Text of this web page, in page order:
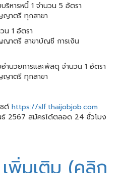
ริหารหนี้ 1 จำนวน 5 อัตรา
าตรี ทุกสาขา
น 1 อัตรา
าตรี สาขาบัญชี การเงิน
อำนวยการและพัสดุ จำนวน 1 อัตรา
าตรี ทุกสาขา
ต์https://slf.thaijobjob.com
2567 สมัครได้ตลอด 24 ชั่วโมง
พิ่มเติม (คลิก